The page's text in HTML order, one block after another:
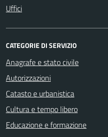
Uffici
CATEGORIE DI SERVIZIO
Anagrafe e stato civile
Autorizzazioni
Catasto e urbanistica
Cultura e tempo libero
Educazione e formazione